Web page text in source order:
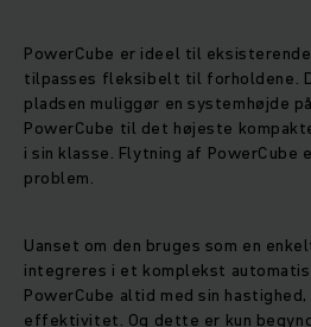
PowerCube er ideel til
tilpasses fleksibelt til forholdene.
pladsen muliggør en systemhøjde
PowerCube til det højeste
i sin klasse. Flytning af PowerCube
problem.
Uanset om den bruges som en
integreres i et komplekst
PowerCube altid med sin
effektivitet. Og dette er kun